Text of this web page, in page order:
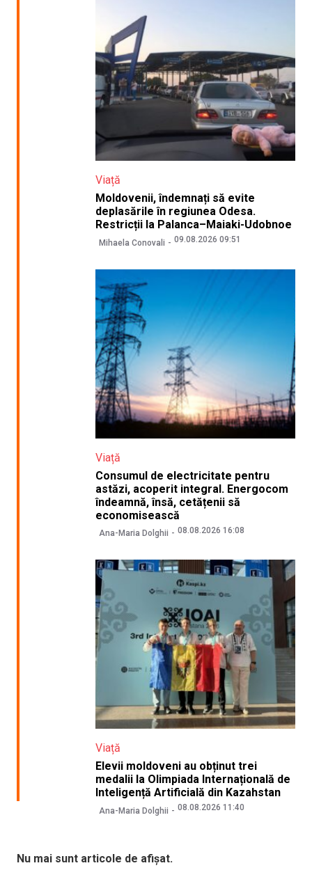
Viață
Moldovenii, îndemnați să evite
deplasările în regiunea Odesa.
Restricții la Palanca–Maiaki-Udobnoe
Mihaela Conovali 09.08.2026 09:51
Viață
Consumul de electricitate pentru
astăzi, acoperit integral. Energocom
îndeamnă, însă, cetățenii să
economisească
Ana-Maria Dolghii 08.08.2026 16:08
Viață
Elevii moldoveni au obținut trei
medalii la Olimpiada Internațională de
Inteligență Artificială din Kazahstan
Ana-Maria Dolghii 08.08.2026 11:40
Nu mai sunt articole de afișat.